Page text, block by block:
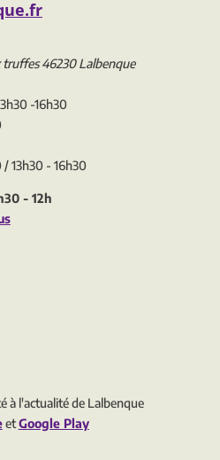
truffes 46230 Lalbenque
-16h30
13h30 - 16h30
- 12h
à l'actualité de Lalbenque
etGoogle Play